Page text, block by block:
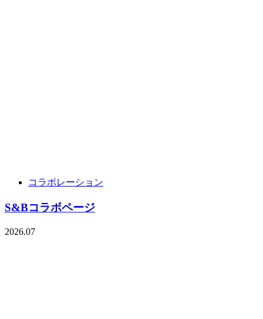
コラボレーション
S&Bコラボページ
2026.07